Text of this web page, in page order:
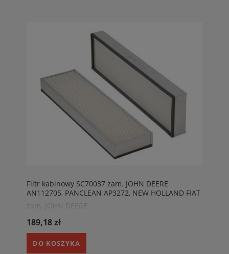
Filtr kabinowy SC70037 zam. JOHN DEERE
AN112705, PANCLEAN AP3272, NEW HOLLAND FIAT
167870C1
189,18 zł
DO KOSZYKA